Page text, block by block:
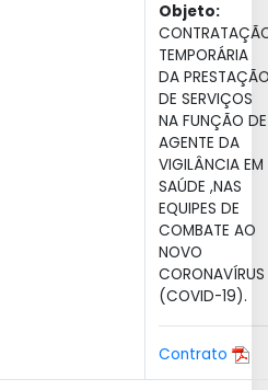
Objeto:
TEMPORÁRIA
DA
DE SERVIÇOS
NA FUNÇÃO DE
AGENTE DA
VIGILÂNCIA EM
SAÚDE ,NAS
EQUIPES DE
COMBATE AO
NOVO
CORONAVÍRUS
(COVID-19).
Contrato